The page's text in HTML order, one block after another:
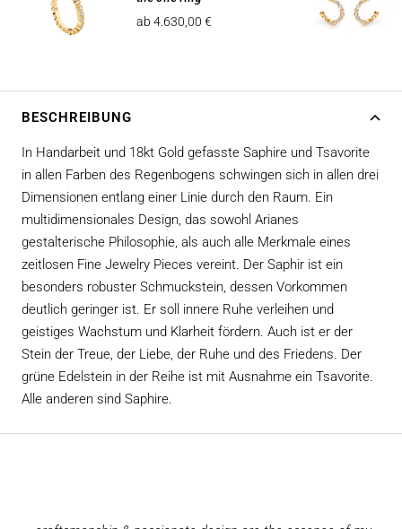
BESCHREIBUNG
In Handarbeit und 18kt Gold gefasste Saphire und Tsavorite
in allen Farben des Regenbogens schwingen sich in allen drei
Dimensionen entlang einer Linie durch den Raum. Ein
multidimensionales Design, das sowohl Arianes
gestalterische Philosophie, als auch alle Merkmale eines
zeitlosen Fine Jewelry Pieces vereint. Der Saphir ist ein
besonders robuster Schmuckstein, dessen Vorkommen
deutlich geringer ist. Er soll innere Ruhe verleihen und
geistiges Wachstum und Klarheit fördern. Auch ist er der
Stein der Treue, der Liebe, der Ruhe und des Friedens. Der
grüne Edelstein in der Reihe ist mit Ausnahme ein Tsavorite.
Alle anderen sind Saphire.
Angebotspreis
ab 4.630,00 €